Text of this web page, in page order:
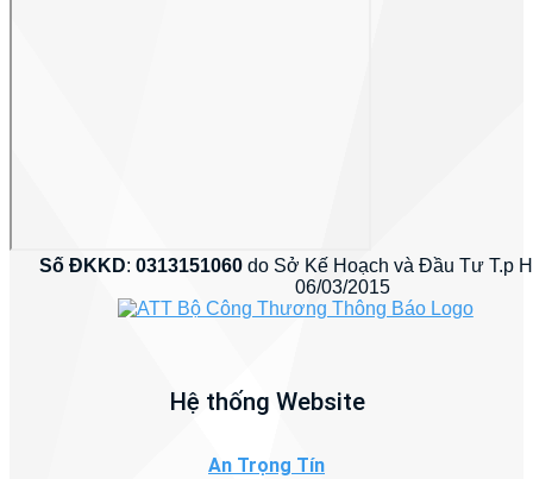
Số ĐKKD:0313151060 do Sở Kế Hoạch và Đầu Tư T.p
06/03/2015
Hệ thống Website
An Trọng Tín